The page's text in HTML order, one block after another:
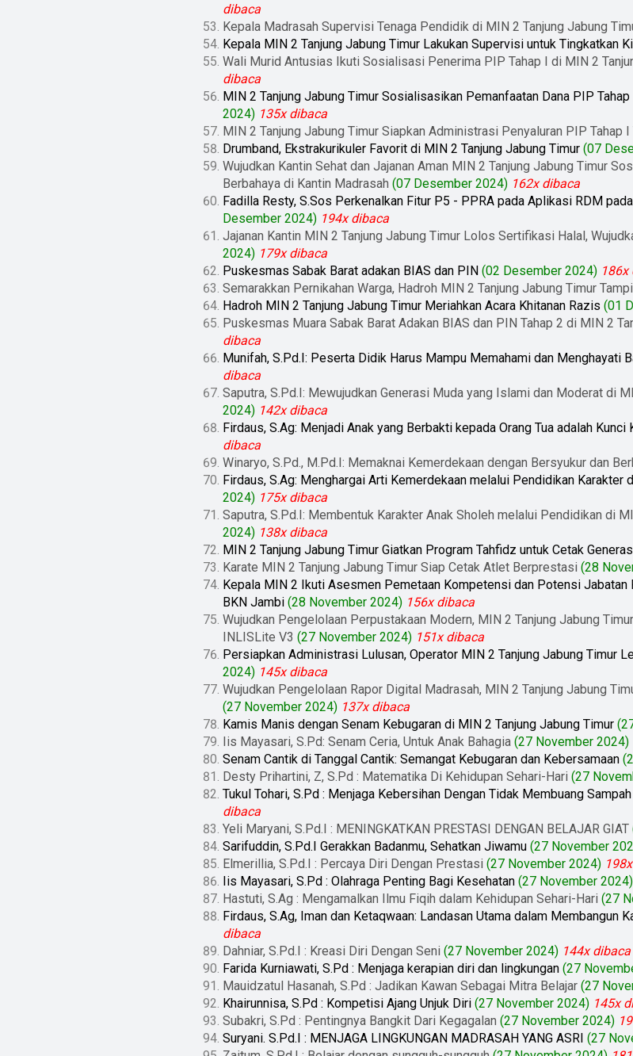
dibaca
Kepala Madrasah Supervisi Tenaga Pendidik di MIN 2 Tanjung Jabung
Kepala MIN 2 Tanjung Jabung Timur Lakukan Supervisi untuk Tingkatkan
Wali Murid Antusias Ikuti Sosialisasi Penerima PIP Tahap I di MIN 2
dibaca
MIN 2 Tanjung Jabung Timur Sosialisasikan Pemanfaatan Dana PIP
2024) 135x dibaca
MIN 2 Tanjung Jabung Timur Siapkan Administrasi Penyaluran PIP Tahap I
Drumband, Ekstrakurikuler Favorit di MIN 2 Tanjung Jabung Timur (07
Wujudkan Kantin Sehat dan Jajanan Aman MIN 2 Tanjung Jabung Timur
Berbahaya di Kantin Madrasah (07 Desember 2024) 162x dibaca
Fadilla Resty, S.Sos Perkenalkan Fitur P5 - PPRA pada Aplikasi RDM
Desember 2024) 194x dibaca
Jajanan Kantin MIN 2 Tanjung Jabung Timur Lolos Sertifikasi Halal,
2024) 179x dibaca
Puskesmas Sabak Barat adakan BIAS dan PIN (02 Desember 2024) 186x
Semarakkan Pernikahan Warga, Hadroh MIN 2 Tanjung Jabung Timur
Hadroh MIN 2 Tanjung Jabung Timur Meriahkan Acara Khitanan Razis (01
Puskesmas Muara Sabak Barat Adakan BIAS dan PIN Tahap 2 di MIN 2
dibaca
Munifah, S.Pd.I: Peserta Didik Harus Mampu Memahami dan Menghayati
dibaca
Saputra, S.Pd.I: Mewujudkan Generasi Muda yang Islami dan Moderat di
2024) 142x dibaca
Firdaus, S.Ag: Menjadi Anak yang Berbakti kepada Orang Tua adalah
dibaca
Winaryo, S.Pd., M.Pd.I: Memaknai Kemerdekaan dengan Bersyukur dan
Firdaus, S.Ag: Menghargai Arti Kemerdekaan melalui Pendidikan Karakter
2024) 175x dibaca
Saputra, S.Pd.I: Membentuk Karakter Anak Sholeh melalui Pendidikan di
2024) 138x dibaca
MIN 2 Tanjung Jabung Timur Giatkan Program Tahfidz untuk Cetak
Karate MIN 2 Tanjung Jabung Timur Siap Cetak Atlet Berprestasi (28
Kepala MIN 2 Ikuti Asesmen Pemetaan Kompetensi dan Potensi Jabatan
BKN Jambi (28 November 2024) 156x dibaca
Wujudkan Pengelolaan Perpustakaan Modern, MIN 2 Tanjung Jabung
INLISLite V3 (27 November 2024) 151x dibaca
Persiapkan Administrasi Lulusan, Operator MIN 2 Tanjung Jabung Timur
2024) 145x dibaca
Wujudkan Pengelolaan Rapor Digital Madrasah, MIN 2 Tanjung Jabung
(27 November 2024) 137x dibaca
Kamis Manis dengan Senam Kebugaran di MIN 2 Tanjung Jabung Timur
Iis Mayasari, S.Pd: Senam Ceria, Untuk Anak Bahagia (27 November 2024)
Senam Cantik di Tanggal Cantik: Semangat Kebugaran dan Kebersamaan
Desty Prihartini, Z, S.Pd : Matematika Di Kehidupan Sehari-Hari (27
Tukul Tohari, S.Pd : Menjaga Kebersihan Dengan Tidak Membuang
dibaca
Yeli Maryani, S.Pd.I : MENINGKATKAN PRESTASI DENGAN BELAJAR GIAT
Sarifuddin, S.Pd.I Gerakkan Badanmu, Sehatkan Jiwamu (27 November
Elmerillia, S.Pd.I : Percaya Diri Dengan Prestasi (27 November 2024)
Iis Mayasari, S.Pd : Olahraga Penting Bagi Kesehatan (27 November 2024)
Hastuti, S.Ag : Mengamalkan Ilmu Fiqih dalam Kehidupan Sehari-Hari (27
Firdaus, S.Ag, Iman dan Ketaqwaan: Landasan Utama dalam Membangun
dibaca
Dahniar, S.Pd.I : Kreasi Diri Dengan Seni (27 November 2024) 144x dibaca
Farida Kurniawati, S.Pd : Menjaga kerapian diri dan lingkungan (27
Mauidzatul Hasanah, S.Pd : Jadikan Kawan Sebagai Mitra Belajar (27
Khairunnisa, S.Pd : Kompetisi Ajang Unjuk Diri (27 November 2024) 145x
Subakri, S.Pd : Pentingnya Bangkit Dari Kegagalan (27 November 2024)
Suryani. S.Pd.I : MENJAGA LINGKUNGAN MADRASAH YANG ASRI (27